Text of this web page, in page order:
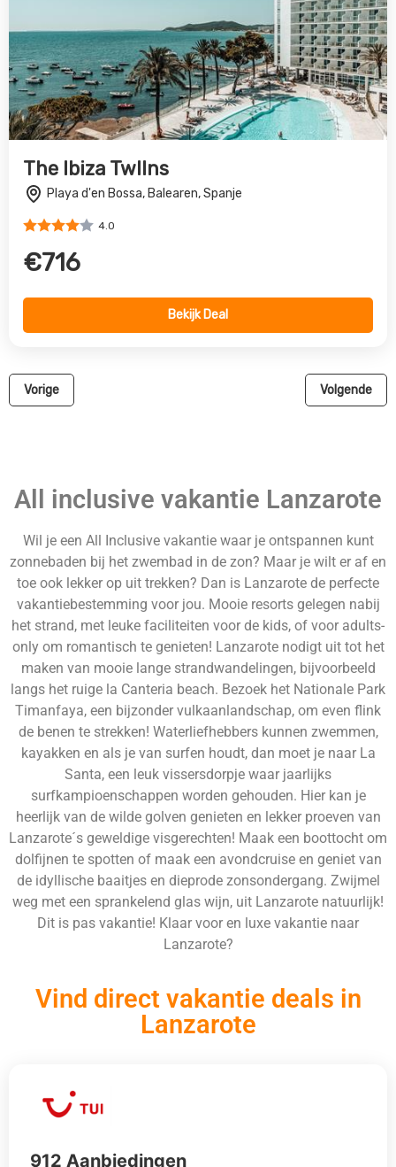
The Ibiza TwIIns
Playa d'en Bossa, Balearen, Spanje
4.0
€716
Bekijk Deal
Vorige Volgende
All inclusive vakantie Lanzarote
Wil je een All Inclusive vakantie waar je ontspannen kunt
zonnebaden bij het zwembad in de zon? Maar je wilt er af en
toe ook lekker op uit trekken? Dan is Lanzarote de perfecte
vakantiebestemming voor jou. Mooie resorts gelegen nabij
het strand, met leuke faciliteiten voor de kids, of voor adults-
only om romantisch te genieten! Lanzarote nodigt uit tot het
maken van mooie lange strandwandelingen, bijvoorbeeld
langs het ruige la Canteria beach. Bezoek het Nationale Park
Timanfaya, een bijzonder vulkaanlandschap, om even flink
de benen te strekken! Waterliefhebbers kunnen zwemmen,
kayakken en als je van surfen houdt, dan moet je naar La
Santa, een leuk vissersdorpje waar jaarlijks
surfkampioenschappen worden gehouden. Hier kan je
heerlijk van de wilde golven genieten en lekker proeven van
Lanzarote´s geweldige visgerechten! Maak een boottocht om
dolfijnen te spotten of maak een avondcruise en geniet van
de idyllische baaitjes en dieprode zonsondergang. Zwijmel
weg met een sprankelend glas wijn, uit Lanzarote natuurlijk!
Dit is pas vakantie! Klaar voor en luxe vakantie naar
Lanzarote?
Vind direct vakantie deals in
Lanzarote
912 Aanbiedingen